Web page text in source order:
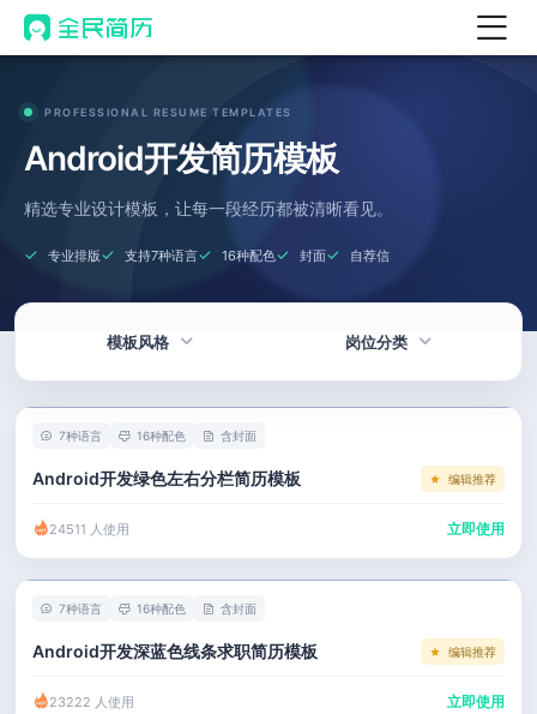
AI 生成简历
AI 优化简历
AI 翻译简历
AI 诊断简历
AI 模拟面试
AI 职场工具 New
简历模板
PROFESSIONAL RESUME TEMPLATES
Android开发简历模板
精选专业设计模板，让每一段经历都被清晰看见。
专业排版 支持7种语言 16种配色 封面 自荐信
模板风格
简洁
应届生
左右分栏
考研复试
岗位分类
产品 / 设计
金融 / 汽车
市场 / 运营
人事 / 行政
7种语言 16种配色 含封面
Android开发绿色左右分栏简历模板 编辑推荐
24511 人使用 立即使用
7种语言 16种配色 含封面
Android开发深蓝色线条求职简历模板 编辑推荐
23222 人使用 立即使用